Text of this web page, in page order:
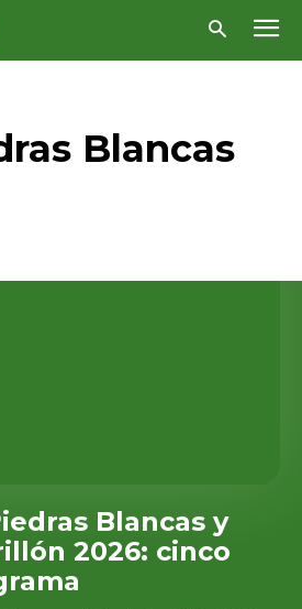
Blancas
Blancas y
2026: cinco